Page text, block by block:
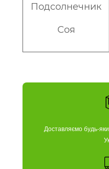
Подсолнечник
Соя
Доставляємо будь-